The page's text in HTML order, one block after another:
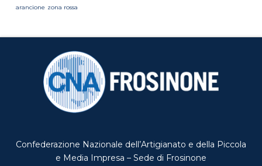
arancione zona rossa
Confederazione Nazionale dell’Artigianato e della Piccola
e Media Impresa – Sede di Frosinone